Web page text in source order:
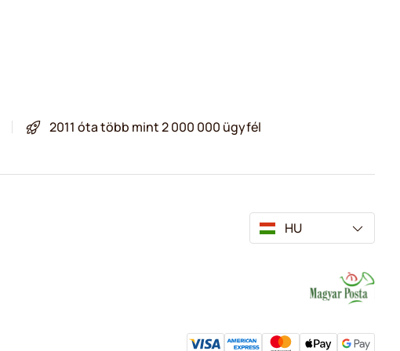
2011 óta több mint 2 000 000 ügyfél
HU